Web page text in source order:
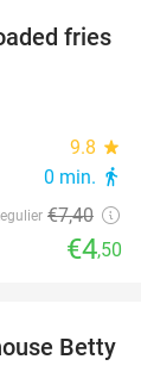
39%
fries
9.8 star
0 min. directions_walk
€7,40
€4,50
40%
Betty